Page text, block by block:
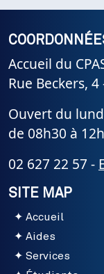
Accueil du
Rue Beckers,
Ouvert du
de 08h30 à
02 627 22 57 -
SITE MAP
Accueil
Aides
Services